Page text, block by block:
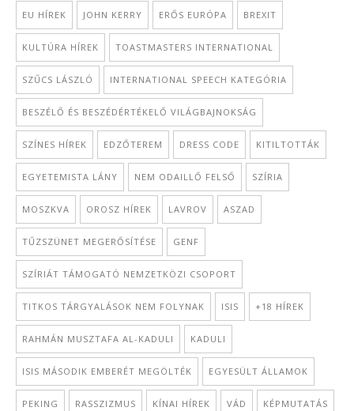
EU HÍREK JOHN KERRY ERŐS EURÓPA BREXIT
KULTÚRA HÍREK TOASTMASTERS INTERNATIONAL
SZŰCS LÁSZLÓ INTERNATIONAL SPEECH KATEGÓRIA
BESZÉLŐ ÉS BESZÉDÉRTÉKELŐ VILÁGBAJNOKSÁG
SZÍNES HÍREK EDZŐTEREM DRESS CODE KITILTOTTÁK
EGYETEMISTA LÁNY NEM ODAILLŐ FELSŐ SZÍRIA
MOSZKVA OROSZ HÍREK LAVROV ASZAD
TŰZSZÜNET MEGERŐSÍTÉSE GENF
SZÍRIÁT TÁMOGATÓ NEMZETKÖZI CSOPORT
TITKOS TÁRGYALÁSOK NEM FOLYNAK ISIS +18 HÍREK
RAHMÁN MUSZTAFA AL-KADULI KADULI
ISIS MÁSODIK EMBERÉT MEGÖLTÉK EGYESÜLT ÁLLAMOK
PEKING RASSZIZMUS KÍNAI HÍREK VÁD KÉPMUTATÁS